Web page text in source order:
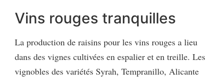
Vins rouges tranquilles
La production de raisins pour les vins rouges a lieu
dans des vignes cultivées en espalier et en treille. Les
vignobles des variétés Syrah, Tempranillo, Alicante